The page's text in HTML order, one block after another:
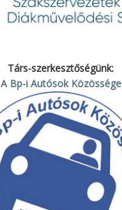
Társ-szerkesztőségünk:
A Bp-i Autósok Közössége